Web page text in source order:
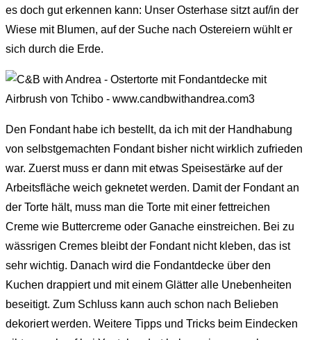
es doch gut erkennen kann: Unser Osterhase sitzt auf/in der
Wiese mit Blumen, auf der Suche nach Ostereiern wühlt er
sich durch die Erde.
Den Fondant habe ich bestellt, da ich mit der Handhabung
von selbstgemachten Fondant bisher nicht wirklich zufrieden
war. Zuerst muss er dann mit etwas Speisestärke auf der
Arbeitsfläche weich geknetet werden. Damit der Fondant an
der Torte hält, muss man die Torte mit einer fettreichen
Creme wie Buttercreme oder Ganache einstreichen. Bei zu
wässrigen Cremes bleibt der Fondant nicht kleben, das ist
sehr wichtig. Danach wird die Fondantdecke über den
Kuchen drappiert und mit einem Glätter alle Unebenheiten
beseitigt. Zum Schluss kann auch schon nach Belieben
dekoriert werden. Weitere Tipps und Tricks beim Eindecken